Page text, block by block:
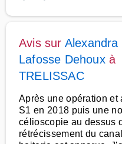
Avis sur Alexandra
Lafosse Dehouxà
TRELISSAC
Après une opération et
S1 en 2018 puis une
célioscopie au dessus
rétrécissement du